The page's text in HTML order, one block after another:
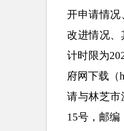
开申请情
改进情况
计时限为
府网下载（
请与林芝
15号，邮编